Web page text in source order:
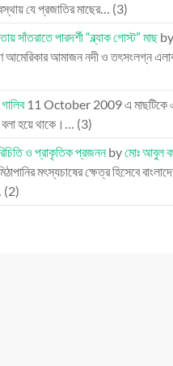
যে প্রজাতির মাছের… (3)
সাঁতরাতে পারদর্শী “ব্ল্যাক গোস্ট” মাছby
আমেরিকার আমাজন নদী ও তৎসংলগ্ন
11 October 2009এ মাছটিকে
হয়ে থাকে।… (3)
ও প্রাকৃতিক প্রজননbyমোঃ আবুল
মৎস্যচাষের ক্ষেত্র হিসেবে
(2)